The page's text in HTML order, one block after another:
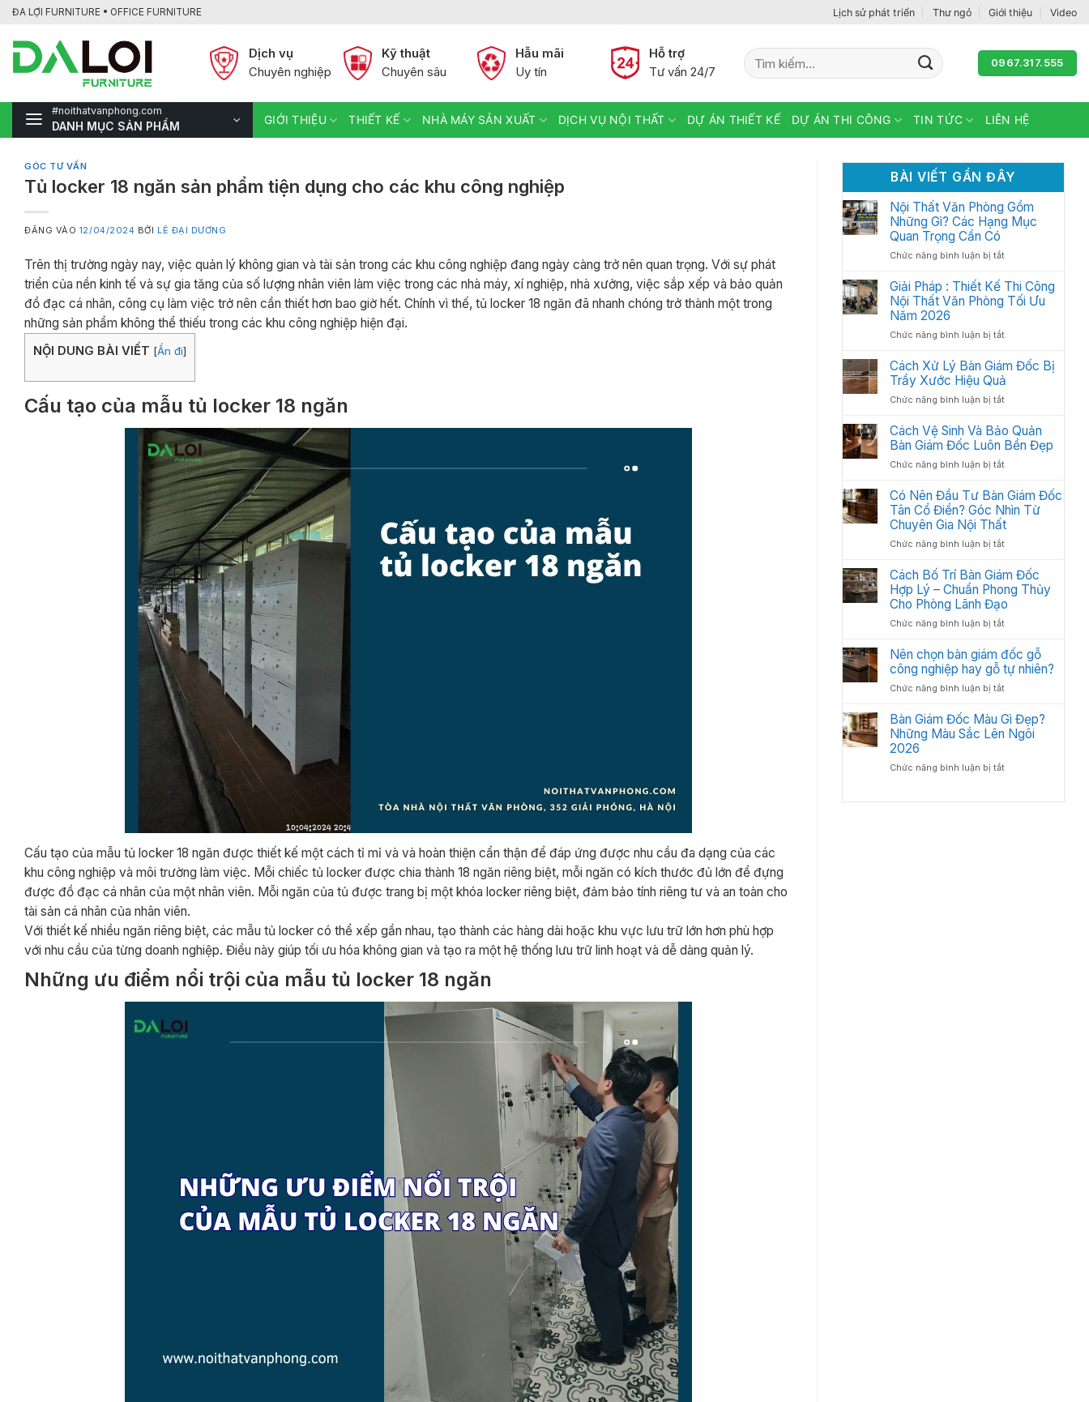
Bỏ
nội
dung
ĐA LỢI FURNITURE • OFFICE FURNITURE Lịch sử phát triển Thư ngỏ Giới thiệu Video
Dịch vụ
Chuyên nghiệp
Kỹ thuật
Chuyên sâu
Hẫu mãi
Uy tín
Hỗ trợ
Tư vấn 24/7
Tìm
kiếm:
0967.317.555
#noithatvanphong.com
DANH MỤC SẢN PHẨM GIỚI THIỆU THIẾT KẾ NHÀ MÁY SẢN XUẤT DỊCH VỤ NỘI THẤT DỰ ÁN THIẾT KẾ DỰ ÁN THI CÔNG TIN TỨC LIÊN HỆ
GÓC TƯ VẤN
Tủ locker 18 ngăn sản phẩm tiện dụng cho các khu công nghiệp
ĐĂNG VÀO 12/04/2024 BỞI LÊ ĐẠI DƯƠNG
Trên thị trường ngày nay, việc quản lý không gian và tài sản trong các khu công nghiệp đang ngày càng trở nên quan trọng. Với sự phát
triển của nền kinh tế và sự gia tăng của số lượng nhân viên làm việc trong các nhà máy, xí nghiệp, nhà xưởng, việc sắp xếp và bảo quản
đồ đạc cá nhân, công cụ làm việc trở nên cần thiết hơn bao giờ hết. Chính vì thế, tủ locker 18 ngăn đã nhanh chóng trở thành một trong
những sản phẩm không thể thiếu trong các khu công nghiệp hiện đại.
NỘI DUNG BÀI VIẾT [Ẩn đi]
Cấu tạo của mẫu tủ locker 18 ngăn
Cấu tạo của mẫu tủ locker 18 ngăn được thiết kế một cách tỉ mỉ và và hoàn thiện cẩn thận để đáp ứng được nhu cầu đa dạng của các
khu công nghiệp và môi trường làm việc. Mỗi chiếc tủ locker được chia thành 18 ngăn riêng biệt, mỗi ngăn có kích thước đủ lớn để đựng
được đồ đạc cá nhân của một nhân viên. Mỗi ngăn của tủ được trang bị một khóa locker riêng biệt, đảm bảo tính riêng tư và an toàn cho
tài sản cá nhân của nhân viên.
Với thiết kế nhiều ngăn riêng biệt, các mẫu tủ locker có thể xếp gần nhau, tạo thành các hàng dài hoặc khu vực lưu trữ lớn hơn phù hợp
với nhu cầu của từng doanh nghiệp. Điều này giúp tối ưu hóa không gian và tạo ra một hệ thống lưu trữ linh hoạt và dễ dàng quản lý.
Những ưu điểm nổi trội của mẫu tủ locker 18 ngăn
BÀI VIẾT GẦN ĐÂY
Nội Thất Văn Phòng Gồm
Những Gì? Các Hạng Mục
Quan Trọng Cần Có
Chức năng bình luận bị tắtở
Thất
Văn
Phòng
Những
Các
Hạng
Quan
Cần
Có
Giải Pháp : Thiết Kế Thi Công
Nội Thất Văn Phòng Tối Ưu
Năm 2026
Chức năng bình luận bị tắtở
Pháp
Kế
Công
Nội
Tối
Ưu
Năm
2026
Cách Xử Lý Bàn Giám Đốc Bị
Trầy Xước Hiệu Quả
Chức năng bình luận bị tắtở
Xử
Lý
Bàn
Giám
Bị
Trầy
Xước
Quả
Cách Vệ Sinh Và Bảo Quản
Bàn Giám Đốc Luôn Bền Đẹp
Chức năng bình luận bị tắtở
Vệ
Sinh
Và
Bảo
Quản
Giám
Đốc
Luôn
Đẹp
Có Nên Đầu Tư Bàn Giám Đốc
Tân Cổ Điển? Góc Nhìn Từ
Chuyên Gia Nội Thất
Chức năng bình luận bị tắtở
Nên
Đầu
Tư
Bàn
Giám
Tân
Cổ
Góc
Từ
Chuyên
Nội
Cách Bố Trí Bàn Giám Đốc
Hợp Lý – Chuẩn Phong Thủy
Cho Phòng Lãnh Đạo
Chức năng bình luận bị tắtở
Bố
Trí
Bàn
Giám
Hợp
Lý
Phong
Cho
Nên chọn bàn giám đốc gỗ
công nghiệp hay gỗ tự nhiên?
Chức năng bình luận bị tắtở
chọn
bàn
giám
gỗ
Bàn Giám Đốc Màu Gì Đẹp?
Những Màu Sắc Lên Ngôi
2026
Chức năng bình luận bị tắtở